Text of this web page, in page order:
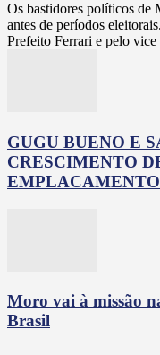
Os bastidores políticos de
antes de períodos
Prefeito Ferrari e pelo
GUGU BUENO E
CRESCIMENTO
Moro vai à missão
Brasil